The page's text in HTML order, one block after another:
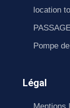
location
Pompe
Légal